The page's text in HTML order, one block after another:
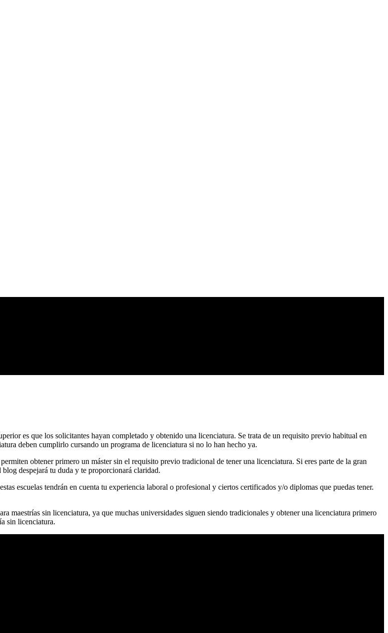
es que los solicitantes hayan completado y obtenido una licenciatura. Se trata de un requisito previo habitual en
deben cumplirlo cursando un programa de licenciatura si no lo han hecho ya.
obtener primero un máster sin el requisito previo tradicional de tener una licenciatura. Si eres parte de la gran
despejará tu duda y te proporcionará claridad.
escuelas tendrán en cuenta tu experiencia laboral o profesional y ciertos certificados y/o diplomas que puedas tener.
maestrías sin licenciatura, ya que muchas universidades siguen siendo tradicionales y obtener una licenciatura primero
sin licenciatura.